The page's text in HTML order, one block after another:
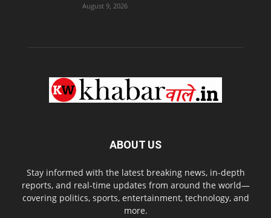
August 9, 2026
ABOUT US
Stay informed with the latest breaking news, in-depth
reports, and real-time updates from around the world—
covering politics, sports, entertainment, technology, and
more.